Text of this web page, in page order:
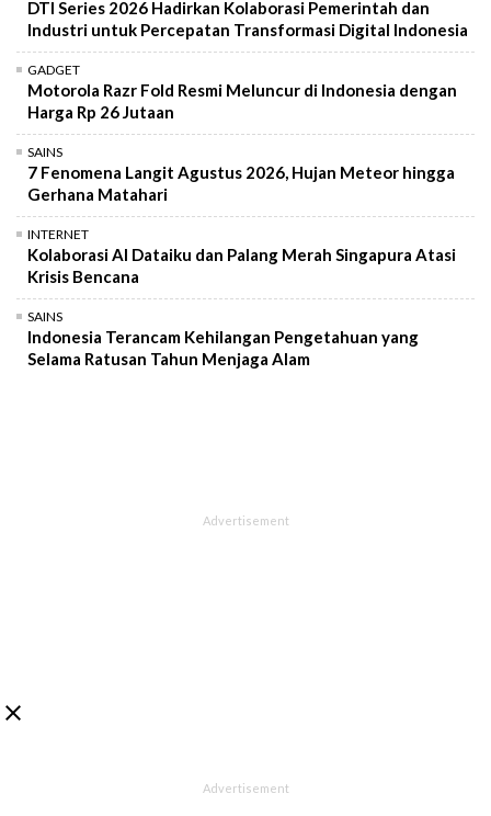
DTI Series 2026 Hadirkan Kolaborasi Pemerintah dan
Industri untuk Percepatan Transformasi Digital Indonesia
GADGET
Motorola Razr Fold Resmi Meluncur di Indonesia dengan
Harga Rp 26 Jutaan
SAINS
7 Fenomena Langit Agustus 2026, Hujan Meteor hingga
Gerhana Matahari
INTERNET
Kolaborasi AI Dataiku dan Palang Merah Singapura Atasi
Krisis Bencana
SAINS
Indonesia Terancam Kehilangan Pengetahuan yang
Selama Ratusan Tahun Menjaga Alam
